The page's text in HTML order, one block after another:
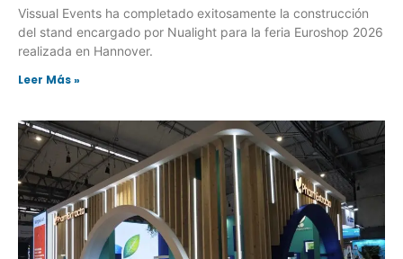
Vissual Events ha completado exitosamente la construcción
del stand encargado por Nualight para la feria Euroshop 2026
realizada en Hannover.
Leer Más »